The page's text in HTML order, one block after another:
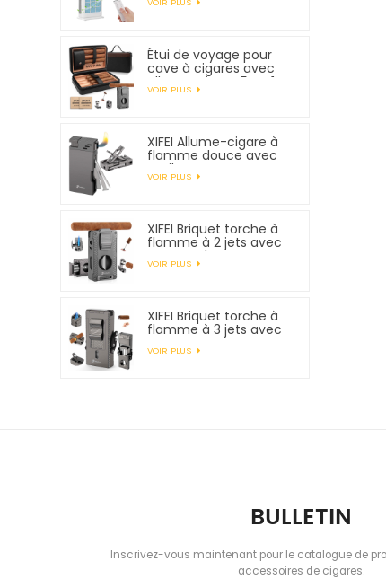
VOIR PLUS
Étui de voyage pour
cave à cigares avec
allume-cigare 5 en 1,
peut contenir 7
VOIR PLUS
XIFEI Allume-cigare à
flamme douce avec
outils pour tuyaux
VOIR PLUS
XIFEI Briquet torche à
flamme à 2 jets avec
support de
poinçonnage pour
VOIR PLUS
XIFEI Briquet torche à
flamme à 3 jets avec
support de
poinçonnage pour
VOIR PLUS
BULLETIN
Inscrivez-vous maintenant pour le catalogue de
accessoires de cigares.